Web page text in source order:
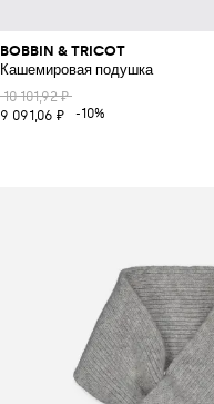
BOBBIN & TRICOT
Кашемировая подушка
10 101,92 ₽
9 091,06 ₽
-10%